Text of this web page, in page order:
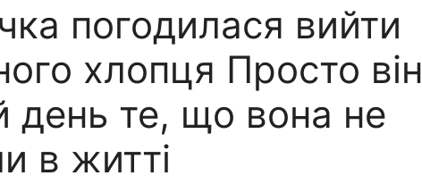
погодилася вийти
хлопця Просто він
день те, що вона не
в житті